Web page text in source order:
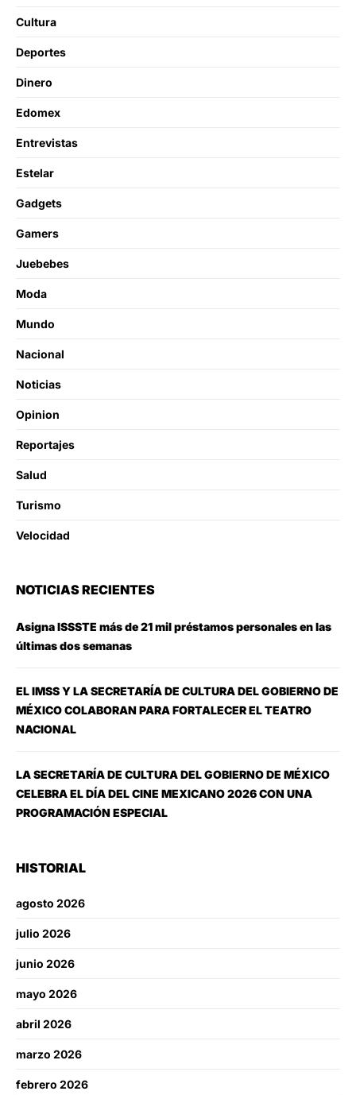
Cultura
Deportes
Dinero
Edomex
Entrevistas
Estelar
Gadgets
Gamers
Juebebes
Moda
Mundo
Nacional
Noticias
Opinion
Reportajes
Salud
Turismo
Velocidad
NOTICIAS RECIENTES
Asigna ISSSTE más de 21 mil préstamos personales en las
últimas dos semanas
EL IMSS Y LA SECRETARÍA DE CULTURA DEL GOBIERNO DE
MÉXICO COLABORAN PARA FORTALECER EL TEATRO
NACIONAL
LA SECRETARÍA DE CULTURA DEL GOBIERNO DE MÉXICO
CELEBRA EL DÍA DEL CINE MEXICANO 2026 CON UNA
PROGRAMACIÓN ESPECIAL
HISTORIAL
agosto 2026
julio 2026
junio 2026
mayo 2026
abril 2026
marzo 2026
febrero 2026